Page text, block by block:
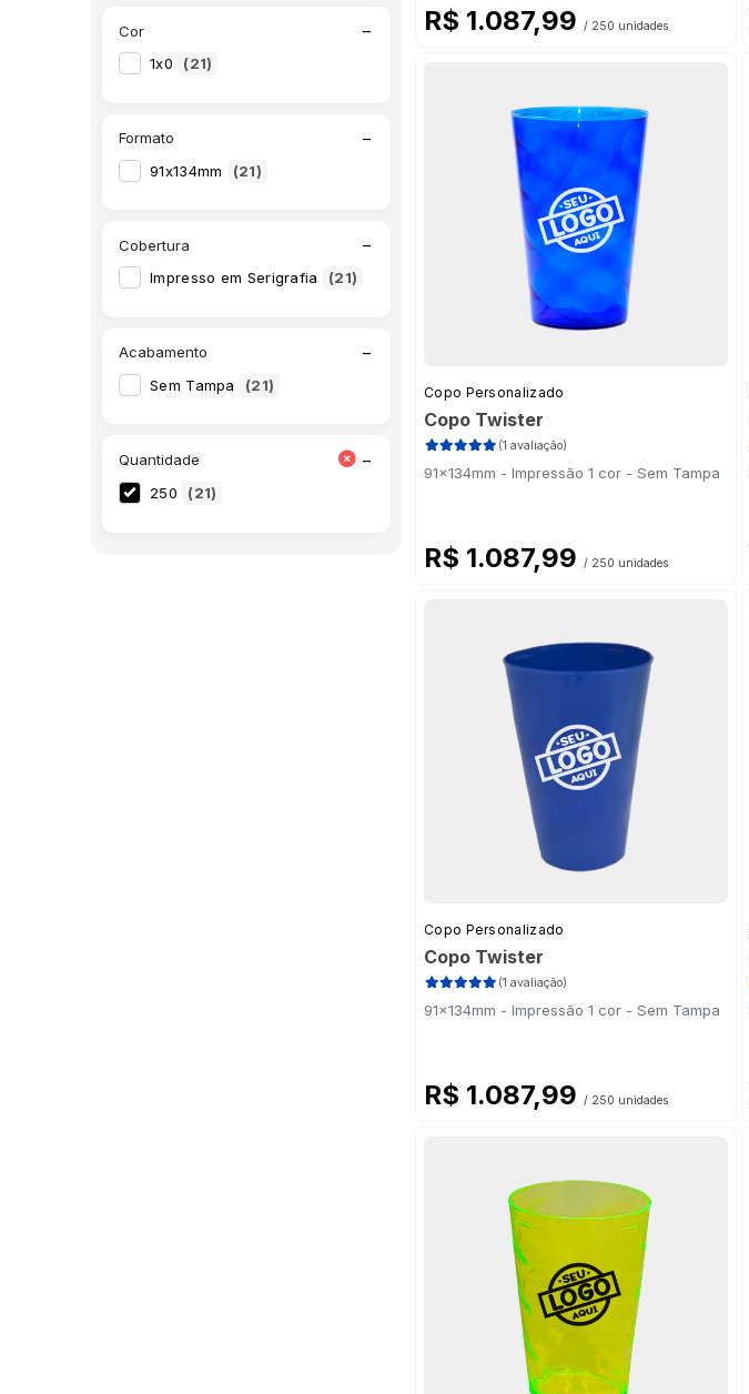
Cor −
1x0 (21)
Formato −
91x134mm (21)
Cobertura −
Impresso em Serigrafia (21)
Acabamento −
Sem Tampa (21)
Quantidade −
250 (21)
R$ 1.087,99 / 250 unidades
Copo Personalizado
Copo Twister
(1 avaliação)
91x134mm - Impressão 1 cor - Sem Tampa
R$ 1.087,99 / 250 unidades
Copo Personalizado
Copo Twister
(1 avaliação)
91x134mm - Impressão 1 cor - Sem Tampa
R$ 1.087,99 / 250 unidades